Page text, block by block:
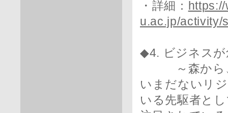
・詳細：
u.ac.jp/activity/
◆4. ビジネスが
～森から、
いまだないリ
いる先駆者と